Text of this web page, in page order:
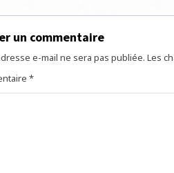
un commentaire
e-mail ne sera pas publiée. Les
*